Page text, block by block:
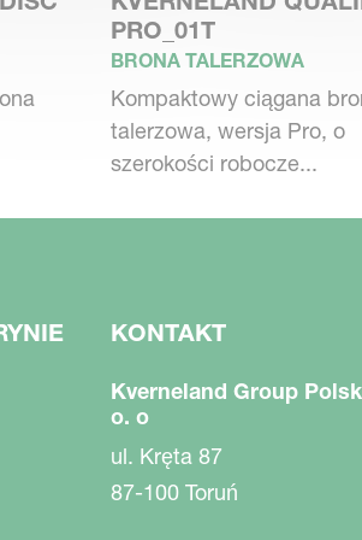
najlepszych
PRO_01T
BRONA TALERZOWA
Kompaktowy ciągana
talerzowa, wersja Pro, o
szerokości robocze...
KONTAKT
Kverneland Group
o. o
ul. Kręta 87
87-100 Toruń